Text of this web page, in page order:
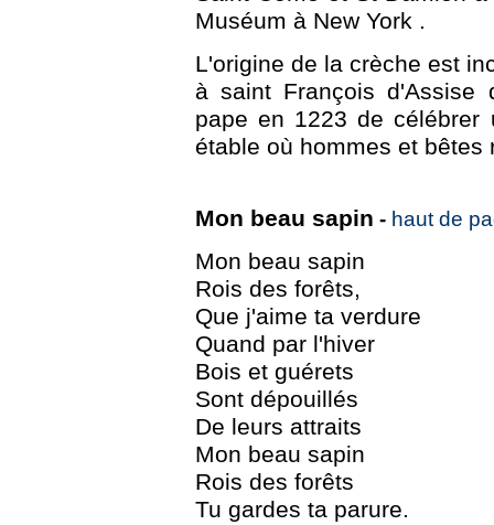
Muséum à New York .
L'origine de la crèche est
à saint François d'Assise
pape en 1223 de célébrer
étable où hommes et bêtes
Mon beau sapin - haut de
Mon beau sapin
Rois des forêts,
Que j'aime ta verdure
Quand par l'hiver
Bois et guérets
Sont dépouillés
De leurs attraits
Mon beau sapin
Rois des forêts
Tu gardes ta parure.